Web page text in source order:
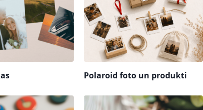
Polaroid foto un produkti